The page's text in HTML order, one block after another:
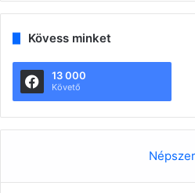
Kövess minket
13 000
Követő